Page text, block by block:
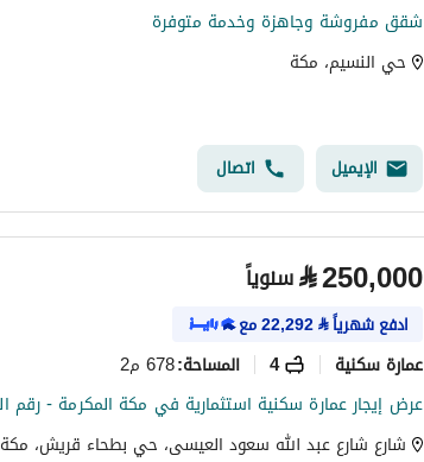
شقق مفروشة وجاهزة وخدمة متوفرة
حي النسيم، مكة
الإيميل اتصال
⃁250,000 سنوياً
ادفع شهرياً⃁
22,292مع
عمارة سكنية 4 المساحة:678 م2
شارع شارع عبد الله سعود العيسى، حي بطحاء قريش، مكة